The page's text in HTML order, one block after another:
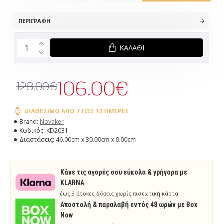
ΠΕΡΙΓΡΑΦΉ
ΔΙΑΘΈΣΙΜΟ ΑΠΌ 7 ΈΩΣ 12 ΗΜΈΡΕΣ
Brand: Novaker
Κωδικός: KD2031
Διαστάσεις: 46.00cm x 30.00cm x 0.00cm
106.00€
128.00€
ΚΑΛΆΘΙ
Κάνε τις αγορές σου εύκολα & γρήγορα με
KLARNA
έως 3 άτοκες δόσεις χωρίς πιστωτική κάρτα!
Aποστολή & παραλαβή εντός 48 ωρών με Box
Now